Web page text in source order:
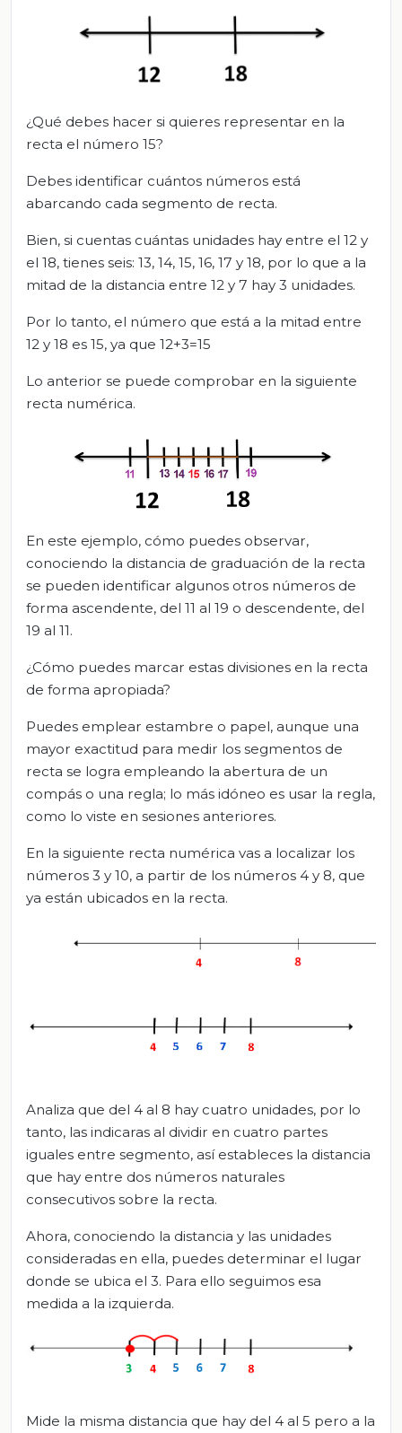
¿Qué debes hacer si quieres representar en la
recta el número 15?
Debes identificar cuántos números está
abarcando cada segmento de recta.
Bien, si cuentas cuántas unidades hay entre el 12 y
el 18, tienes seis: 13, 14, 15, 16, 17 y 18, por lo que a la
mitad de la distancia entre 12 y 7 hay 3 unidades.
Por lo tanto, el número que está a la mitad entre
12 y 18 es 15, ya que 12+3=15
Lo anterior se puede comprobar en la siguiente
recta numérica.
En este ejemplo, cómo puedes observar,
conociendo la distancia de graduación de la recta
se pueden identificar algunos otros números de
forma ascendente, del 11 al 19 o descendente, del
19 al 11.
¿Cómo puedes marcar estas divisiones en la recta
de forma apropiada?
Puedes emplear estambre o papel, aunque una
mayor exactitud para medir los segmentos de
recta se logra empleando la abertura de un
compás o una regla; lo más idóneo es usar la regla,
como lo viste en sesiones anteriores.
En la siguiente recta numérica vas a localizar los
números 3 y 10, a partir de los números 4 y 8, que
ya están ubicados en la recta.
Analiza que del 4 al 8 hay cuatro unidades, por lo
tanto, las indicaras al dividir en cuatro partes
iguales entre segmento, así estableces la distancia
que hay entre dos números naturales
consecutivos sobre la recta.
Ahora, conociendo la distancia y las unidades
consideradas en ella, puedes determinar el lugar
donde se ubica el 3. Para ello seguimos esa
medida a la izquierda.
Mide la misma distancia que hay del 4 al 5 pero a la